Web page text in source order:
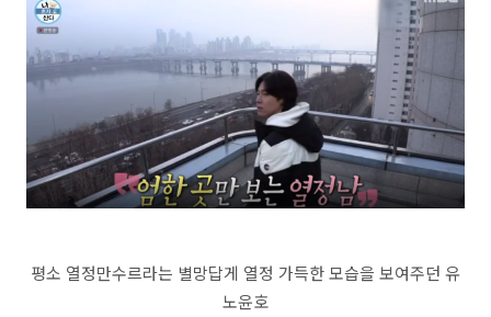
평소 열정만수르라는 별망답게 열정 가득한 모습을 보여주던 유
노윤호